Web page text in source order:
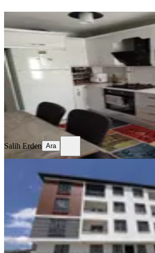
YENİ
Temiz Bakımlı Daire
Merkez, Mimar Sinan
·130 m² Kot 1·
17.750 ₺
Salih Erden
Salih Erden Ara
Remax Dem'den
2+1 Kiralık Daire
Merkez, Başbağlar
2+1·90 m²·1. Kat
19.500 ₺